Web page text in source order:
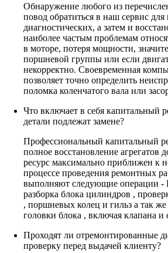
Обнаружение любого из
повод обратиться в наш сервис для
диагностических, а затем и
наиболее частым проблемам
в моторе, потеря мощности,
поршневой группы или если
некорректно. Своевременная
позволяет точно определить
поломка коленчатого вала или
Что включает в себя капитальный
детали подлежат замене?
Профессиональный капитальный
полное восстановление агрегатов
ресурс максимально приближен к
процессе проведения ремонтных
выполняют следующие операции
разборка блока цилиндров ,
, поршневых колец и гильз а так
головки блока , включая клапана и
Проходят ли отремонтированные
проверку перед выдачей клиенту?